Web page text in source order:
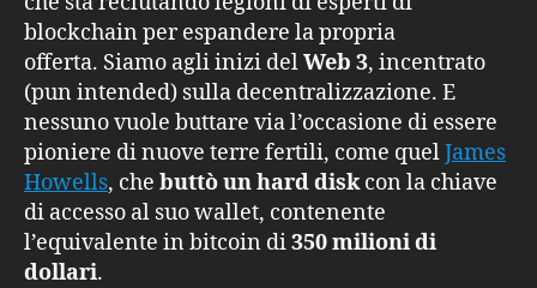
blockchain per espandere la propria
offerta. Siamo agli inizi delWeb 3, incentrato
(pun intended) sulla decentralizzazione. E
nessuno vuole buttare via l’occasione di essere
pioniere di nuove terre fertili, come quelJames
Howells, che buttò un hard diskcon la chiave
di accesso al suo wallet, contenente
l’equivalente in bitcoin di350 milioni di
dollari.